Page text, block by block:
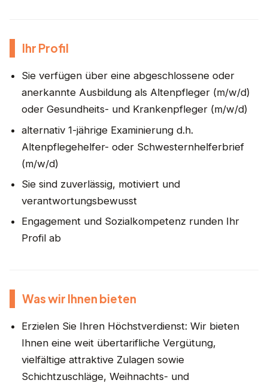
Ihr Profil
Sie verfügen über eine abgeschlossene oder
anerkannte Ausbildung als Altenpfleger (m/w/d)
oder Gesundheits- und Krankenpfleger (m/w/d)
alternativ 1-jährige Examinierung d.h.
Altenpflegehelfer- oder Schwesternhelferbrief
(m/w/d)
Sie sind zuverlässig, motiviert und
verantwortungsbewusst
Engagement und Sozialkompetenz runden Ihr
Profil ab
Was wir Ihnen bieten
Erzielen Sie Ihren Höchstverdienst: Wir bieten
Ihnen eine weit übertarifliche Vergütung,
vielfältige attraktive Zulagen sowie
Schichtzuschläge, Weihnachts- und